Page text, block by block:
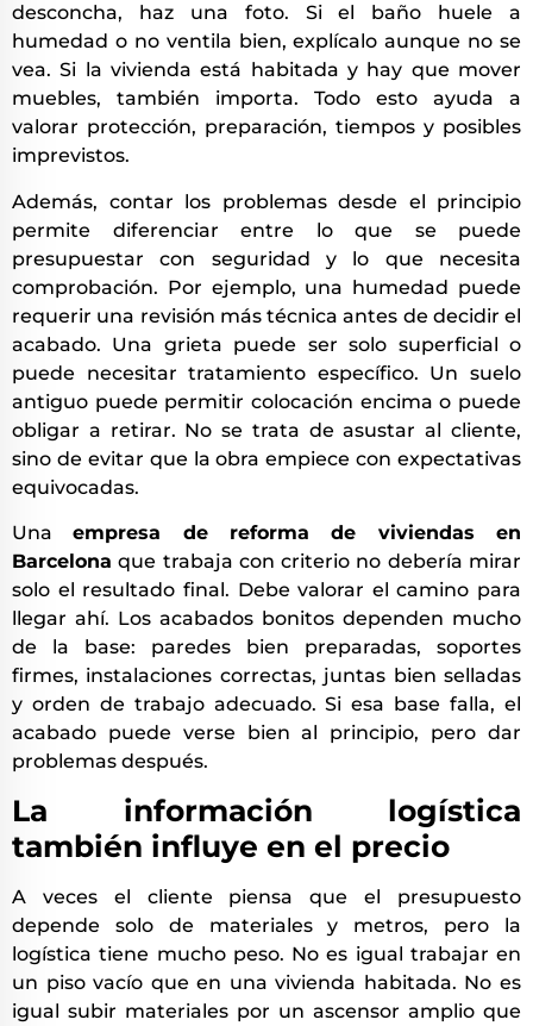
desconcha, haz una foto. Si el baño huele a
humedad o no ventila bien, explícalo aunque no se
vea. Si la vivienda está habitada y hay que mover
muebles, también importa. Todo esto ayuda a
valorar protección, preparación, tiempos y posibles
imprevistos.
Además, contar los problemas desde el principio
permite diferenciar entre lo que se puede
presupuestar con seguridad y lo que necesita
comprobación. Por ejemplo, una humedad puede
requerir una revisión más técnica antes de decidir el
acabado. Una grieta puede ser solo superficial o
puede necesitar tratamiento específico. Un suelo
antiguo puede permitir colocación encima o puede
obligar a retirar. No se trata de asustar al cliente,
sino de evitar que la obra empiece con expectativas
equivocadas.
Unaempresa de reforma de viviendas en
Barcelona que trabaja con criterio no debería mirar
solo el resultado final. Debe valorar el camino para
llegar ahí. Los acabados bonitos dependen mucho
de la base: paredes bien preparadas, soportes
firmes, instalaciones correctas, juntas bien selladas
y orden de trabajo adecuado. Si esa base falla, el
acabado puede verse bien al principio, pero dar
problemas después.
La información logística
también influye en el precio
A veces el cliente piensa que el presupuesto
depende solo de materiales y metros, pero la
logística tiene mucho peso. No es igual trabajar en
un piso vacío que en una vivienda habitada. No es
igual subir materiales por un ascensor amplio que